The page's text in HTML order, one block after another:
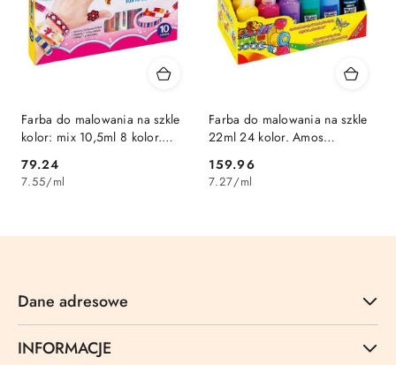
Farba do malowania na szkle
kolor: mix 10,5ml 8 kolor.
Cena:
79.24
7.55/ml
Farba do malowania na szkle
22ml 24 kolor. Amos
Cena:
159.96
7.27/ml
Dane adresowe
INFORMACJE